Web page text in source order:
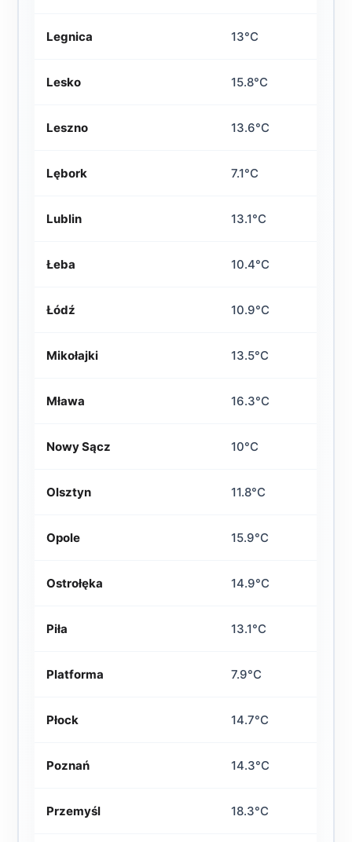
Legnica 13°C
Lesko 15.8°C
Leszno 13.6°C
Lębork 7.1°C
Lublin 13.1°C
Łeba 10.4°C
Łódź 10.9°C
Mikołajki 13.5°C
Mława 16.3°C
Nowy Sącz 10°C
Olsztyn 11.8°C
Opole 15.9°C
Ostrołęka 14.9°C
Piła 13.1°C
Platforma 7.9°C
Płock 14.7°C
Poznań 14.3°C
Przemyśl 18.3°C